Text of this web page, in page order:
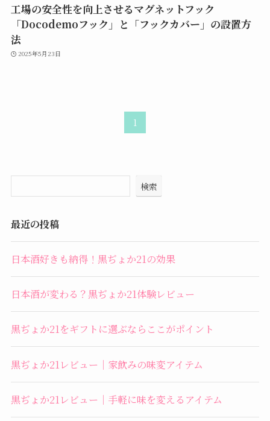
工場の安全性を向上させるマグネットフック
「Docodemoフック」と「フックカバー」の設置方
法
2025年5月23日
1
検索
最近の投稿
日本酒好きも納得！黒ぢょか21の効果
日本酒が変わる？黒ぢょか21体験レビュー
黒ぢょか21をギフトに選ぶならここがポイント
黒ぢょか21レビュー｜家飲みの味変アイテム
黒ぢょか21レビュー｜手軽に味を変えるアイテム